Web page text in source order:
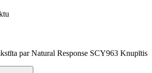
par Natural Response SCY963 Knupītis